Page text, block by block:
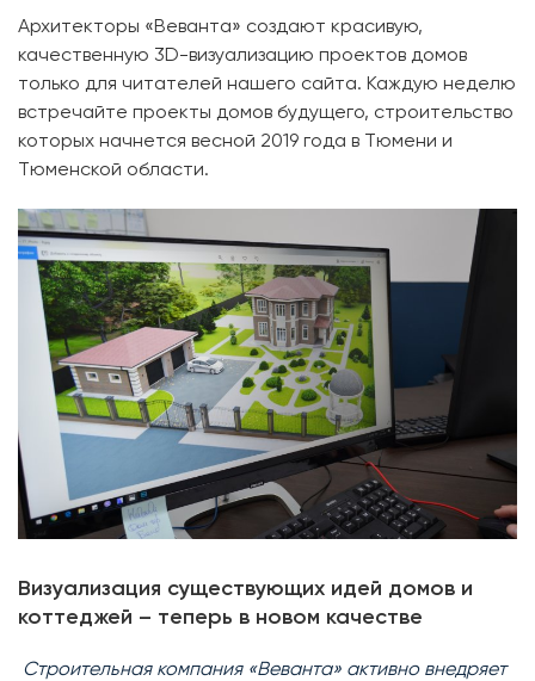
Архитекторы «Веванта» создают красивую,
качественную 3D-визуализацию проектов домов
только для читателей нашего сайта. Каждую неделю
встречайте проекты домов будущего, строительство
которых начнется весной 2019 года в Тюмени и
Тюменской области.
Визуализация существующих идей домов и
коттеджей – теперь в новом качестве
Строительная компания «Веванта» активно внедряет